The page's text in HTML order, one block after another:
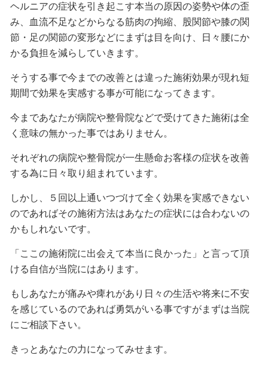
ヘルニアの症状を引き起こす本当の原因の姿勢や体の歪
み、血流不足などからなる筋肉の拘縮、股関節や膝の関
節・足の関節の変形などにまずは目を向け、日々腰にか
かる負担を減らしていきます。
そうする事で今までの改善とは違った施術効果が現れ短
期間で効果を実感する事が可能になってきます。
今まであなたが病院や整骨院などで受けてきた施術は全
く意味の無かった事ではありません。
それぞれの病院や整骨院が一生懸命お客様の症状を改善
する為に日々取り組まれています。
しかし、５回以上通いつづけて全く効果を実感できない
のであればその施術方法はあなたの症状には合わないの
かもしれないです。
「ここの施術院に出会えて本当に良かった」と言って頂
ける自信が当院にはあります。
もしあなたが痛みや痺れがあり日々の生活や将来に不安
を感じているのであれば勇気がいる事ですがまずは当院
にご相談下さい。
きっとあなたの力になってみせます。